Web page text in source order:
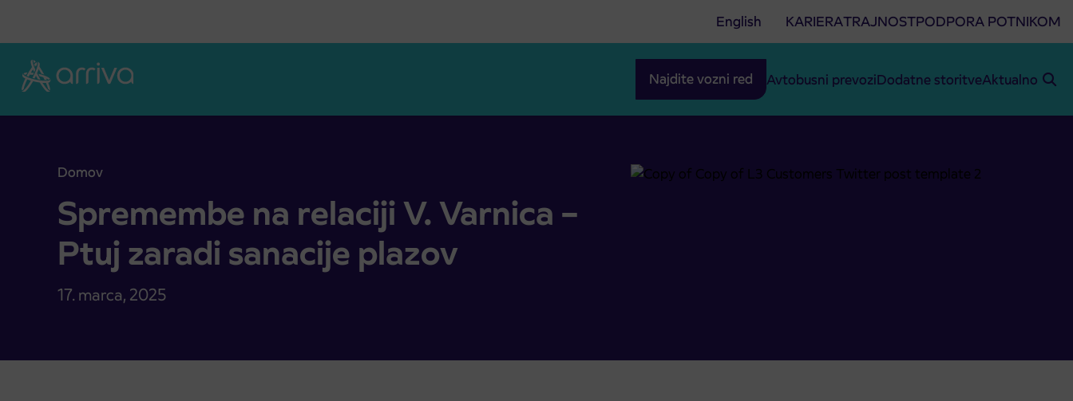
English KARIERATRAJNOSTPODPORA POTNIKOM
Najdite vozni red Avtobusni prevoziDodatne storitveAktualno
Domov
Spremembe na relaciji V. Varnica – Ptuj zaradi sanacije plazov
Spremembe na relaciji V. Varnica –
Ptuj zaradi sanacije plazov
17. marca, 2025